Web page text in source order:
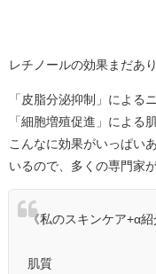
レチノールの効果まだあり
「皮脂分泌抑制」による
「細胞増殖促進」による
こんなに効果がいっぱい
いるので、多くの専門家
《私のスキンケア+α紹
肌質